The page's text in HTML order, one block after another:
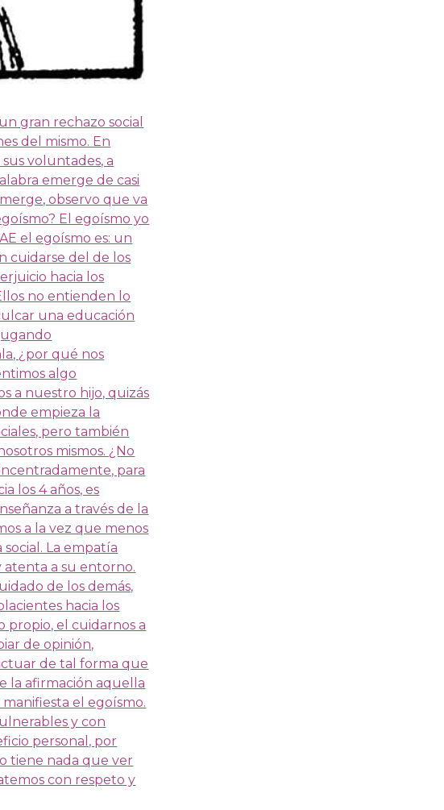
gran rechazo social
del mismo. En
voluntades, a
emerge de casi
observo que va
El egoísmo yo
el egoísmo es: un
cuidarse del de los
hacia los
no entienden lo
una educación
¿por qué nos
algo
a nuestro hijo, quizás
empieza la
pero también
mismos. ¿No
para
los 4 años, es
a través de la
a la vez que menos
La empatía
atenta a su entorno.
de los demás,
hacia los
propio, el cuidarnos a
de opinión,
de tal forma que
la afirmación aquella
el egoísmo.
y con
personal, por
tiene nada que ver
con respeto y